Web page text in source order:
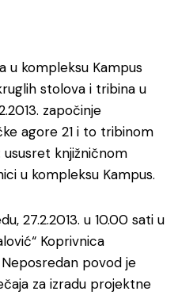
u kompleksu Kampus
stolova i tribina u
započinje
agore 21 i to tribinom
ususret knjižničnom
u kompleksu Kampus.
27.2.2013. u 10.00 sati u
Koprivnica
povod je
za izradu projektne